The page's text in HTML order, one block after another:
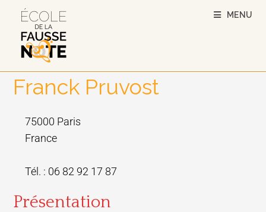
MENU
Franck Pruvost
75000 Paris
France
Tél. : 06 82 92 17 87
Présentation